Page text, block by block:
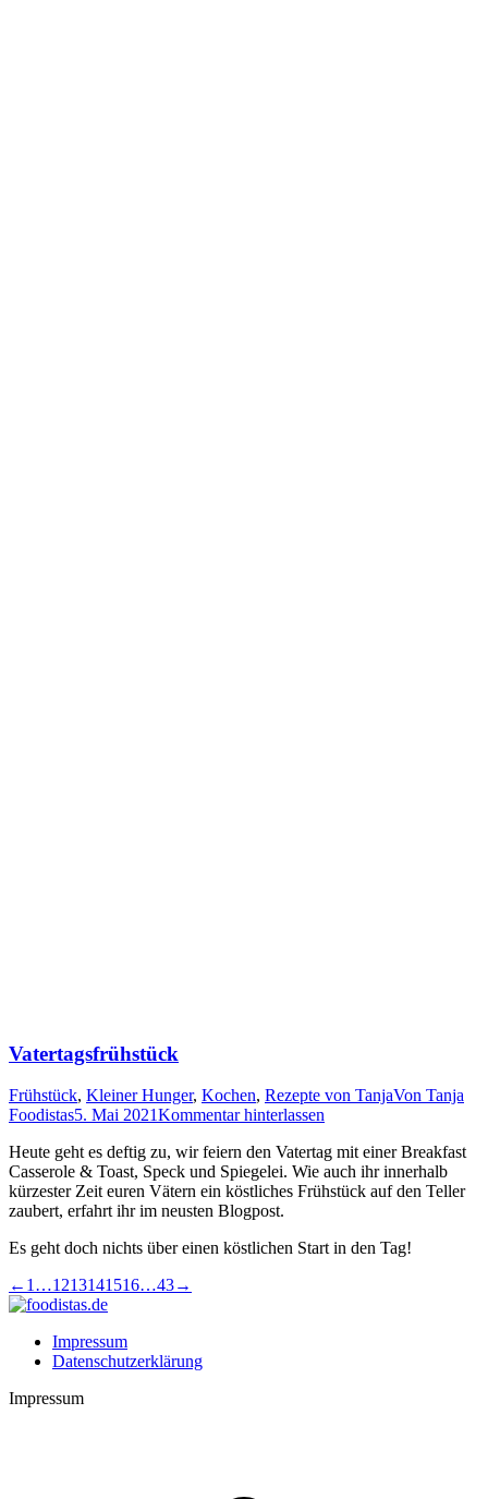
Vatertagsfrühstück
Frühstück, Kleiner Hunger, Kochen, Rezepte von TanjaVon Tanja
Foodistas5. Mai 2021Kommentar hinterlassen
Heu­te geht es def­tig zu, wir fei­ern den Vater­tag mit einer Break­fast
Cas­se­ro­le & Toast, Speck und Spie­gelei. Wie auch ihr inner­halb
kür­zes­ter Zeit euren Vätern ein köst­li­ches Früh­stück auf den Tel­ler
zau­bert, erfahrt ihr im neus­ten Blogpost.
Es geht doch nichts über einen köst­li­chen Start in den Tag!
← 1 …1213141516…43→
Impressum
Datenschutzerklärung
Impressum